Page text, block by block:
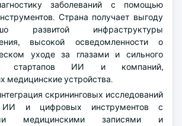
заболеваний с помощью
Страна получает выгоду
развитой инфраструктуры
высокой осведомленности о
уходе за глазами и сильного
стартапов ИИ и компаний,
медицинские устройства.
скрининговых исследований
и цифровых инструментов с
медицинскими записями и